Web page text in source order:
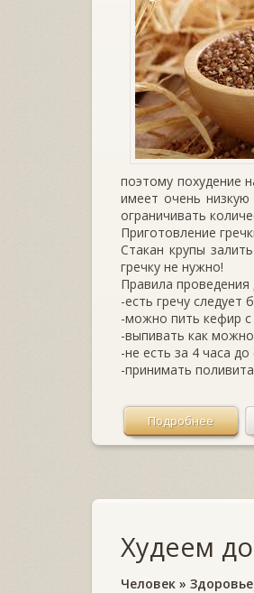
поэтому похудение
имеет очень
ограничивать
Приготовление
Стакан крупы
гречку не нужно!
Правила проведения
-есть гречу следует
-можно пить кефир с
-выпивать как
-не есть за 4 часа до
-принимать
Подробнее
Худеем
Человек » Здоровье